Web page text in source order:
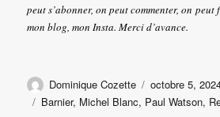
peut s’abonner, on peut commenter, on
mon blog, mon Insta. Merci d’avance.
Auteur
Dominique Cozette
Publié
le
octobre 5,
Étiquettes
Barnier, Michel Blanc, Paul Watson,